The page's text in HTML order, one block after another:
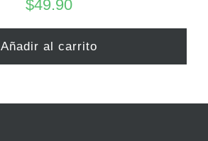
$49.90
Añadir al carrito